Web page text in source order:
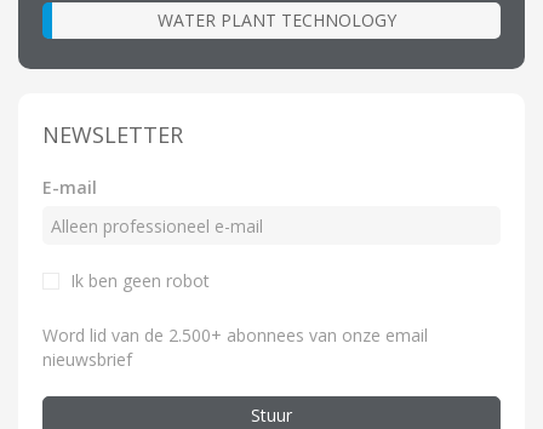
WATER PLANT TECHNOLOGY
NEWSLETTER
E-mail
Ik ben geen robot
Word lid van de 2.500+ abonnees van onze email
nieuwsbrief
Stuur